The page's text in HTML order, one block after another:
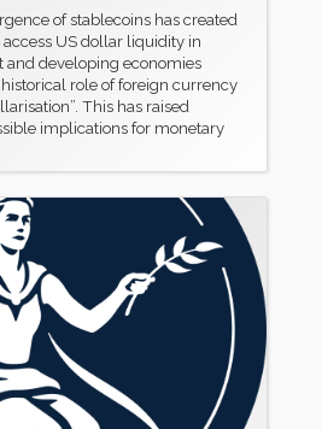
of stablecoins has created
US dollar liquidity in
developing economies
role of foreign currency
This has raised
implications for monetary